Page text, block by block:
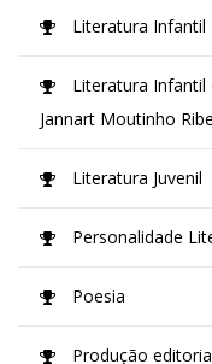
Literatura Infantil
Literatura Infantil
Jannart Moutinho
Literatura Juvenil
Personalidade
Poesia
Produção